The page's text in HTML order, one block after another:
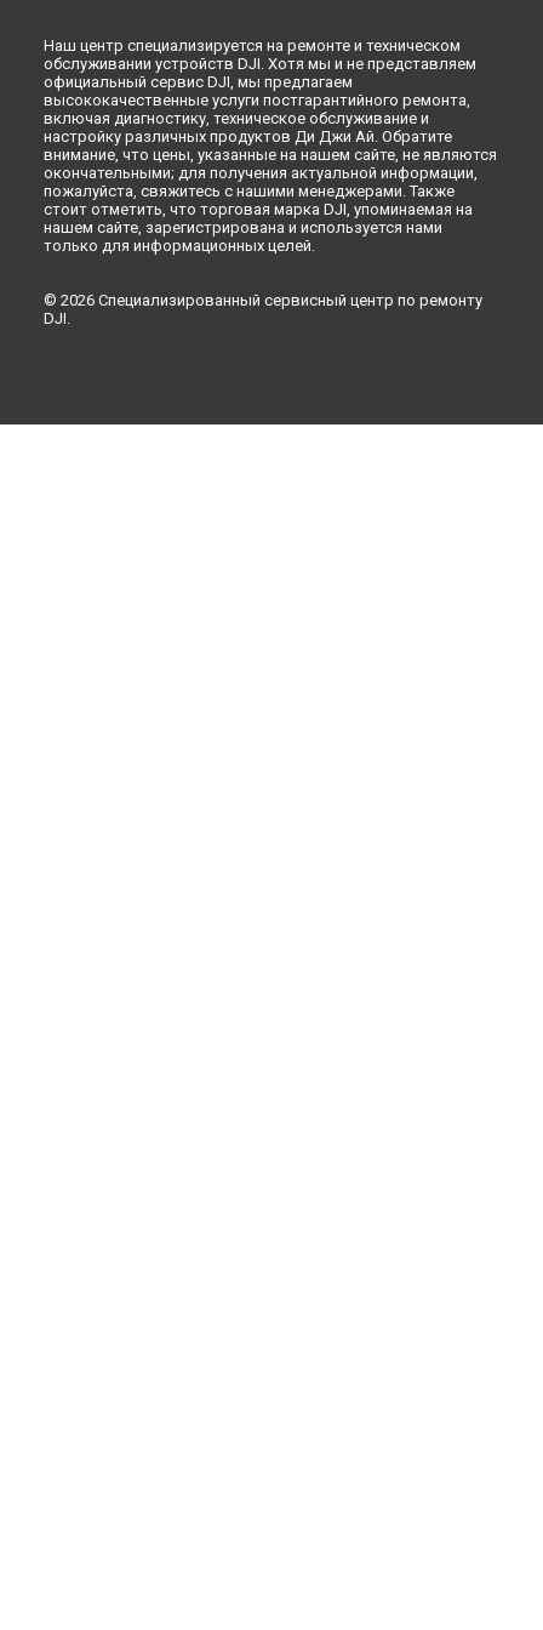
Наш центр специализируется на ремонте и техническом
обслуживании устройств DJI. Хотя мы и не представляем
официальный сервис DJI, мы предлагаем
высококачественные услуги постгарантийного ремонта,
включая диагностику, техническое обслуживание и
настройку различных продуктов Ди Джи Ай. Обратите
внимание, что цены, указанные на нашем сайте, не являются
окончательными; для получения актуальной информации,
пожалуйста, свяжитесь с нашими менеджерами. Также
стоит отметить, что торговая марка DJI, упоминаемая на
нашем сайте, зарегистрирована и используется нами
только для информационных целей.
© 2026 Специализированный сервисный центр по ремонту
DJI.